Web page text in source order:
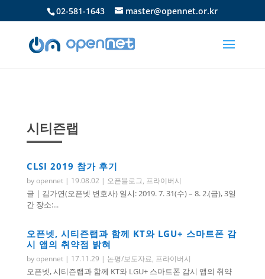
02-581-1643 master@opennet.or.kr
시티즌랩
CLSI 2019 참가 후기
byopennet| 19.08.02 | 오픈블로그, 프라이버시
글 | 김가연(오픈넷 변호사) 일시: 2019. 7. 31(수) – 8. 2.(금), 3일
간 장소:...
오픈넷, 시티즌랩과 함께 KT와 LGU+ 스마트폰 감
시 앱의 취약점 밝혀
byopennet| 17.11.29 | 논평/보도자료, 프라이버시
오픈넷, 시티즌랩과 함께 KT와 LGU+ 스마트폰 감시 앱의 취약